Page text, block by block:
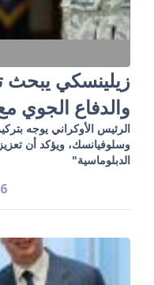
زيلينسكي يبحث
والدفاع الجوي
الرئيس الأوكراني يوجه
وسلوفيانسك، ويؤكد أن
الدبلوماسية"